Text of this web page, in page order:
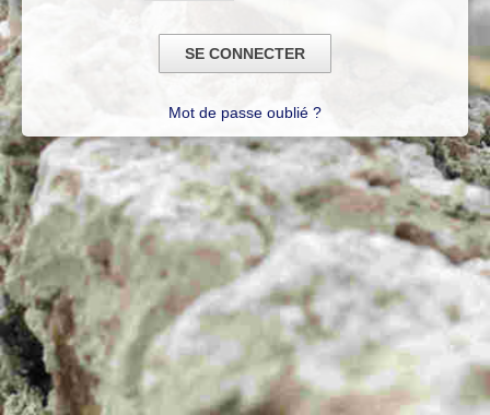
Mot de passe oublié ?